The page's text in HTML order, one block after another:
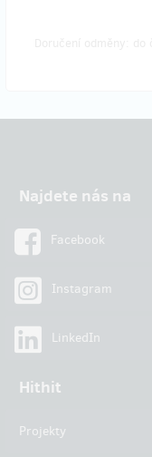
Najdete nás na
Facebook
Instagram
LinkedIn
Hithit
Projekty